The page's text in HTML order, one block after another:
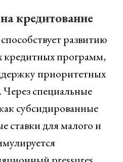
кредитование
развитию
кредитных программ,
приоритетных
специальные
субсидированные
ставки для малого и